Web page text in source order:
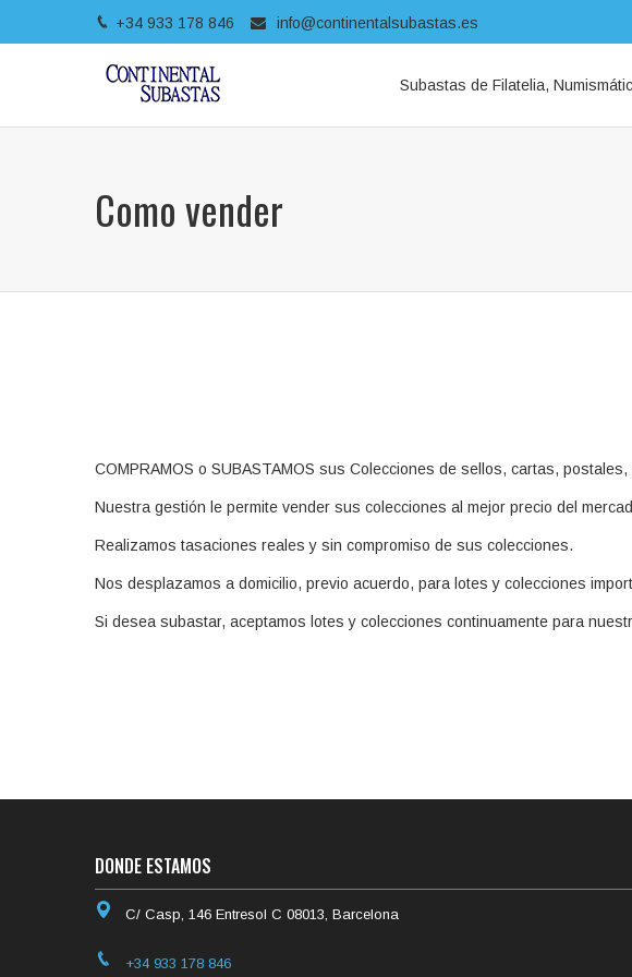
+34 933 178 846 info@continentalsubastas.es
Subastas de Filatelia,
Como vender
COMPRAMOS o SUBASTAMOS sus Colecciones de sellos, cartas,
Nuestra gestión le permite vender sus colecciones al mejor precio del
Realizamos tasaciones reales y sin compromiso de sus colecciones.
Nos desplazamos a domicilio, previo acuerdo, para lotes y colecciones
Si desea subastar, aceptamos lotes y colecciones continuamente para
DONDE ESTAMOS
C/ Casp, 146 Entresol C 08013, Barcelona
+34 933 178 846